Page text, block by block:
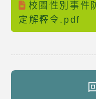
校園性別事件
定解釋令.pdf